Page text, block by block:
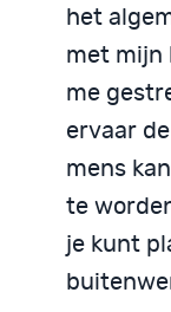
het
met mijn
me
ervaar
mens
te
je kunt